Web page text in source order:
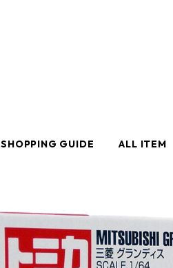
SHOPPING GUIDE ALL ITEM